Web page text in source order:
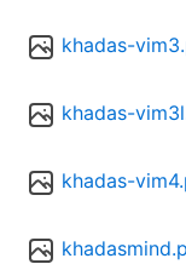
khadas-
khadas-
khadas-